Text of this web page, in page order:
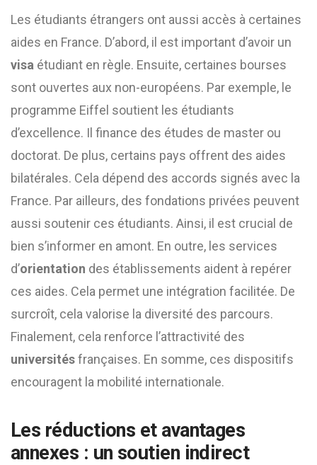
Les étudiants étrangers ont aussi accès à certaines
aides en France. D’abord, il est important d’avoir un
visa étudiant en règle. Ensuite, certaines bourses
sont ouvertes aux non-européens. Par exemple, le
programme Eiffel soutient les étudiants
d’excellence. Il finance des études de master ou
doctorat. De plus, certains pays offrent des aides
bilatérales. Cela dépend des accords signés avec la
France. Par ailleurs, des fondations privées peuvent
aussi soutenir ces étudiants. Ainsi, il est crucial de
bien s’informer en amont. En outre, les services
d’orientation des établissements aident à repérer
ces aides. Cela permet une intégration facilitée. De
surcroît, cela valorise la diversité des parcours.
Finalement, cela renforce l’attractivité des
universitésfrançaises. En somme, ces dispositifs
encouragent la mobilité internationale.
Les réductions et avantages
annexes : un soutien indirect